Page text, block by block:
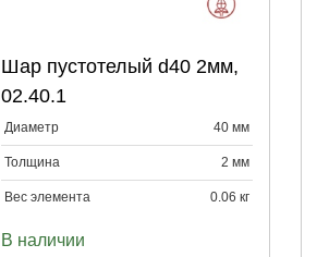
Шар пустотелый d40 2мм,
02.40.1
Диаметр 40 мм
Толщина 2 мм
Вес элемента 0.06 кг
В наличии
Продолжить